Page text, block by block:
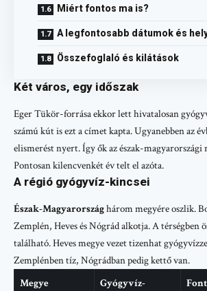
Miért fontos ma is?
A legfontosabb dátumok és
Összefoglaló és kilátások
Két város, egy időszak
Eger Tükör-forrása ekkor lett hivatalosan
számú kút is ezt a címet kapta. Ugyanebben az
elismerést nyert. Így ők az észak-magyarországi
Pontosan kilencvenkét év telt el azóta.
A régió gyógyvíz-kincsei
Észak-Magyarországhárom megyére oszlik.
Zemplén, Heves és Nógrád alkotja. A térségben
található. Heves megye vezet tizenhat
Zemplénben tíz, Nógrádban pedig kettő van.
Megye
Gyógyvíz-